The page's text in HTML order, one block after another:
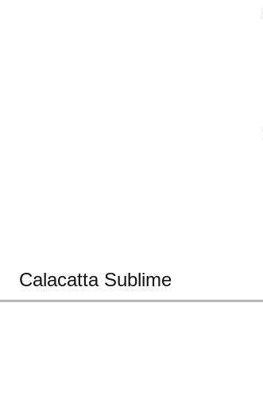
Calacatta Sublime